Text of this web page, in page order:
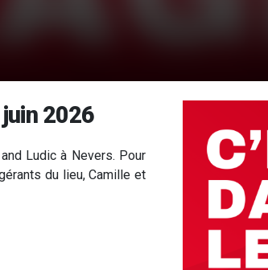
2026
Ludic à Nevers. Pour
du lieu, Camille et